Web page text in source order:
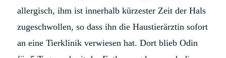
allergisch, ihm ist innerhalb kürzester Zeit der Hals
zugeschwollen, so dass ihn die Haustierärztin sofort
an eine Tierklinik verwiesen hat. Dort blieb Odin